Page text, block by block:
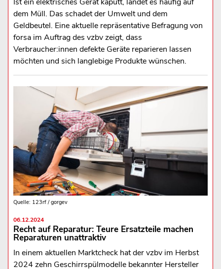
dem Müll. Das schadet der Umwelt und dem
Geldbeutel. Eine aktuelle repräsentative Befragung von
forsa im Auftrag des vzbv zeigt, dass
Verbraucher:innen defekte Geräte reparieren lassen
möchten und sich langlebige Produkte wünschen.
Quelle: 123rf / gorgev
06.12.2024
Recht auf Reparatur: Teure Ersatzteile machen
Reparaturen unattraktiv
In einem aktuellen Marktcheck hat der vzbv im Herbst
2024 zehn Geschirrspülmodelle bekannter Hersteller